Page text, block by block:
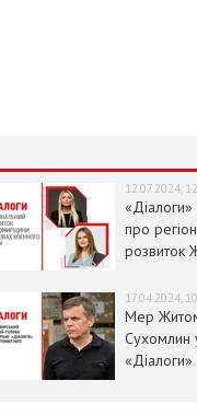
12.07.2024,
про
розвиток
17.04.2024,
Мер
Сухомлин